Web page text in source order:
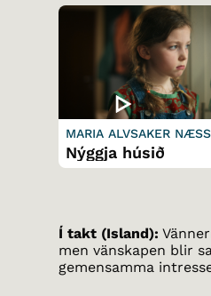
MARIA ALVSAKER NÆSS
Nýggja húsið
Í takt (Island):
men vänskapen blir
gemensamma